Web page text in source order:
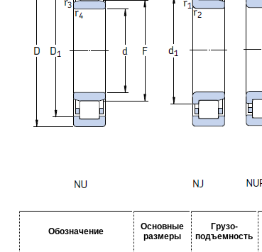
Обозначение
Основные
размеры
Грузо-
подъемность